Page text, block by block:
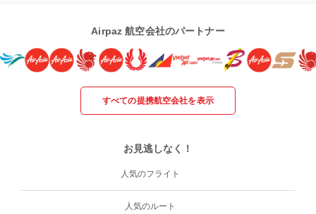
Airpaz 航空会社のパートナー
すべての提携航空会社を表示
お見逃しなく！
人気のフライト
人気のルート